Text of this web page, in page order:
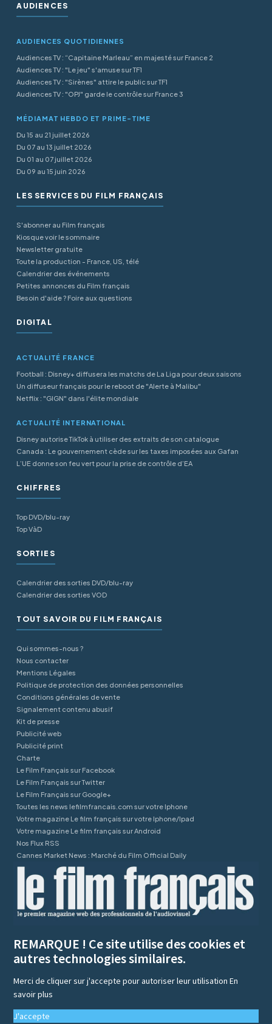
AUDIENCES
AUDIENCES QUOTIDIENNES
Audiences TV : “Capitaine Marleau” en majesté sur France 2
Audiences TV : "Le jeu" s'amuse sur TF1
Audiences TV : "Sirènes" attire le public sur TF1
Audiences TV : "OPJ" garde le contrôle sur France 3
MÉDIAMAT HEBDO ET PRIME-TIME
Du 15 au 21 juillet 2026
Du 07 au 13 juillet 2026
Du 01 au 07 juillet 2026
Du 09 au 15 juin 2026
LES SERVICES DU FILM FRANÇAIS
S'abonner au Film français
Kiosque voir le sommaire
Newsletter gratuite
Toute la production - France, US, télé
Calendrier des événements
Petites annonces du Film français
Besoin d'aide ? Foire aux questions
DIGITAL
ACTUALITÉ FRANCE
Football : Disney+ diffusera les matchs de La Liga pour deux saisons
Un diffuseur français pour le reboot de "Alerte à Malibu"
Netflix : "GIGN" dans l'élite mondiale
ACTUALITÉ INTERNATIONAL
Disney autorise TikTok à utiliser des extraits de son catalogue
Canada : Le gouvernement cède sur les taxes imposées aux Gafan
L’UE donne son feu vert pour la prise de contrôle d’EA
CHIFFRES
Top DVD/blu-ray
Top VàD
SORTIES
Calendrier des sorties DVD/blu-ray
Calendrier des sorties VOD
TOUT SAVOIR DU FILM FRANÇAIS
Qui sommes-nous ?
Nous contacter
Mentions Légales
Politique de protection des données personnelles
Conditions générales de vente
Signalement contenu abusif
Kit de presse
Publicité web
Publicité print
Charte
Le Film Français sur Facebook
Le Film Français sur Twitter
Le Film Français sur Google+
Toutes les news lefilmfrancais.com sur votre Iphone
Votre magazine Le film français sur votre Iphone/Ipad
Votre magazine Le film français sur Android
Nos Flux RSS
Cannes Market News : Marché du Film Official Daily
REMARQUE ! Ce site utilise des cookies et
autres technologies similaires.
Merci de cliquer sur j'accepte pour autoriser leur utilisationEn
savoir plus
J'accepte